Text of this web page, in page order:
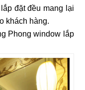
đặt đều mang lại
khách hàng.
Phong window lắp